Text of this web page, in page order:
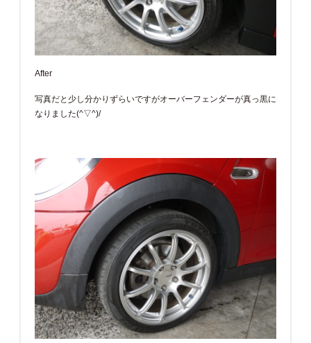
After
写真だと少し分かりずらいですがオーバーフェンダーが真っ黒に
なりました(^▽^)/